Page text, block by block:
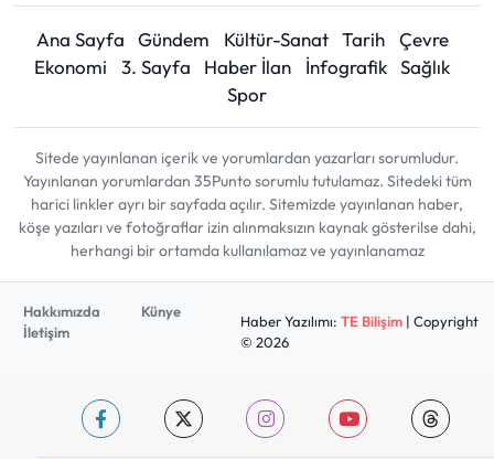
Ana Sayfa Gündem Kültür-Sanat Tarih
Çevre
Ekonomi
3. Sayfa Haber İlan İnfografik Sağlık
Spor
Sitede yayınlanan içerik ve yorumlardan yazarları sorumludur.
Yayınlanan yorumlardan 35Punto sorumlu tutulamaz. Sitedeki tüm
harici linkler ayrı bir sayfada açılır. Sitemizde yayınlanan haber,
köşe yazıları ve fotoğraflar izin alınmaksızın kaynak gösterilse dahi,
herhangi bir ortamda kullanılamaz ve yayınlanamaz
Hakkımızda
Künye
İletişim
Haber Yazılımı: TE Bilişim| Copyright
© 2026